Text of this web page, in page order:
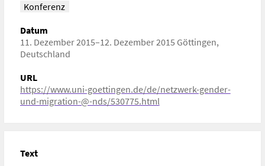
Konferenz
Datum
11. Dezember 2015–12. Dezember 2015 Göttingen,
Deutschland
URL
https://www.uni-goettingen.de/de/netzwerk-gender-
und-migration-@-nds/530775.html
Text